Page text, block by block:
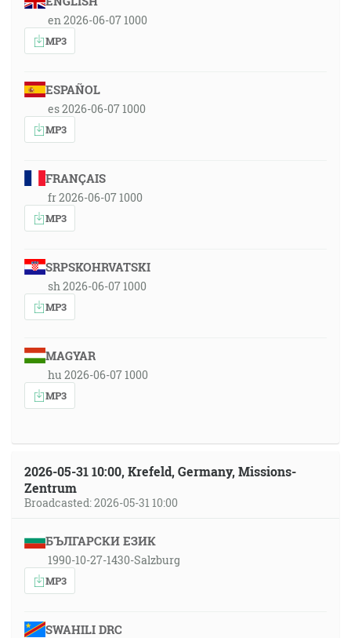
en 2026-06-07 1000
MP3
ESPAÑOL
es 2026-06-07 1000
MP3
FRANÇAIS
fr 2026-06-07 1000
MP3
SRPSKOHRVATSKI
sh 2026-06-07 1000
MP3
MAGYAR
hu 2026-06-07 1000
MP3
2026-05-31 10:00, Krefeld, Germany, Missions-
Zentrum
Broadcasted: 2026-05-31 10:00
БЪЛГАРСКИ ЕЗИК
1990-10-27-1430-Salzburg
MP3
SWAHILI DRC